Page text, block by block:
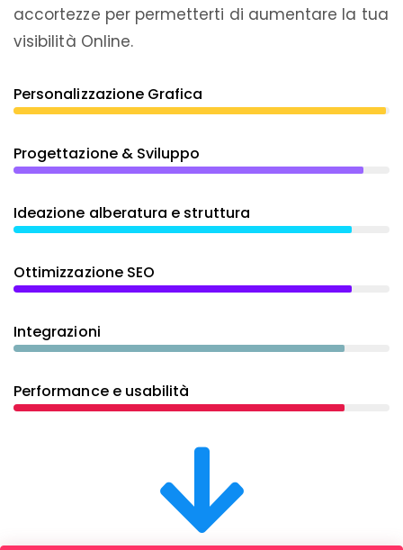
accortezze per permetterti di aumentare la tua
visibilità Online.
Personalizzazione Grafica
Progettazione & Sviluppo
Ideazione alberatura e struttura
Ottimizzazione SEO
Integrazioni
Performance e usabilità